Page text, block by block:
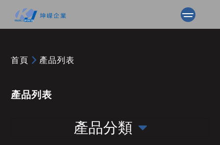
首頁 產品列表
產品列表
產品分類